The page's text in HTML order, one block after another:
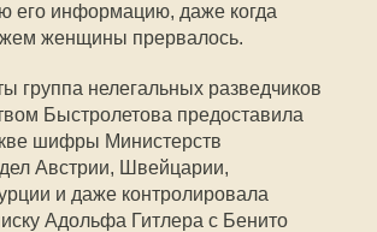
его информацию, даже когда
женщины прервалось.
группа нелегальных разведчиков
Быстролетова предоставила
шифры Министерств
Австрии, Швейцарии,
и даже контролировала
Адольфа Гитлера с Бенито